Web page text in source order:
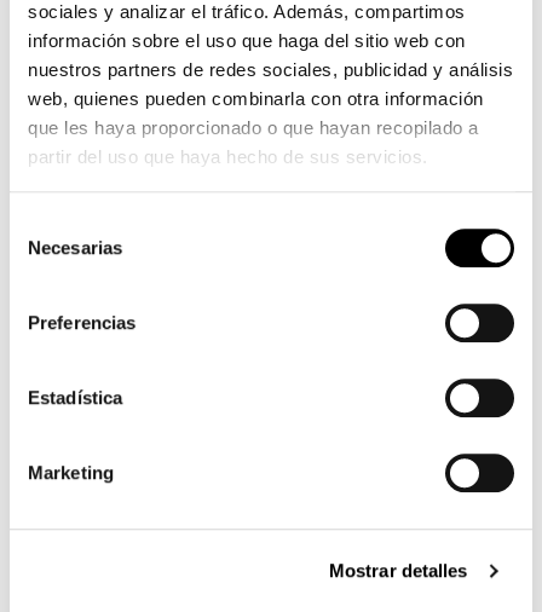
sociales y analizar el tráfico. Además, compartimos
información sobre el uso que haga del sitio web con
nuestros partners de redes sociales, publicidad y análisis
web, quienes pueden combinarla con otra información
que les haya proporcionado o que hayan recopilado a
partir del uso que haya hecho de sus servicios.
Necesarias
Preferencias
Estadística
Marketing
Mostrar detalles